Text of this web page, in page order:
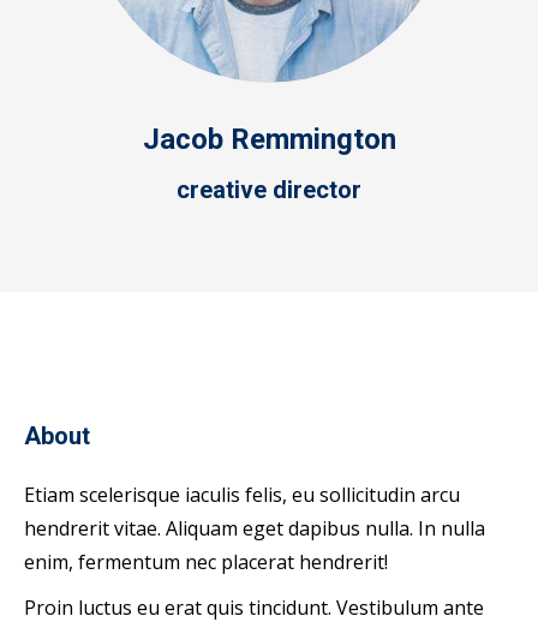
Jacob Remmington
creative director
About
Etiam scelerisque iaculis felis, eu sollicitudin arcu
hendrerit vitae. Aliquam eget dapibus nulla. In nulla
enim, fermentum nec placerat hendrerit!
Proin luctus eu erat quis tincidunt. Vestibulum ante